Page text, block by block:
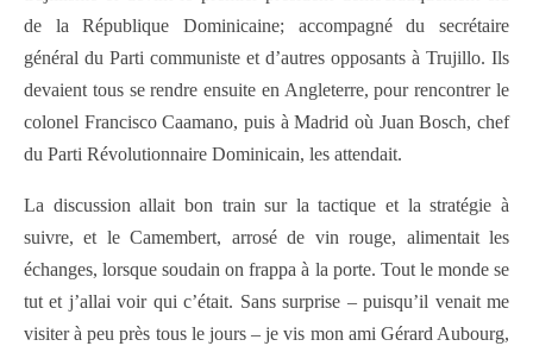
de la République Dominicaine; accompagné du secrétaire
général du Parti communiste et d’autres opposants à Trujillo. Ils
devaient tous se rendre ensuite en Angleterre, pour rencontrer le
colonel Francisco Caamano, puis à Madrid où Juan Bosch, chef
du Parti Révolutionnaire Dominicain, les attendait.
La discussion allait bon train sur la tactique et la stratégie à
suivre, et le Camembert, arrosé de vin rouge, alimentait les
échanges, lorsque soudain on frappa à la porte. Tout le monde se
tut et j’allai voir qui c’était. Sans surprise – puisqu’il venait me
visiter à peu près tous le jours – je vis mon ami Gérard Aubourg,